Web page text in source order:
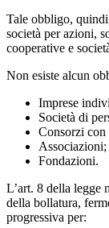
Tale obbligo,
società per azioni,
cooperative e
Non esiste alcun
Imprese
Società di
Consorzi con
Associazioni;
Fondazioni.
L’art. 8 della legge
della bollatura,
progressiva per: